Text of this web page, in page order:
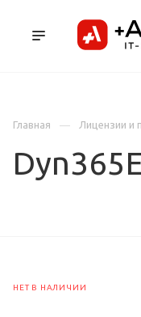
Главная
Лицензии и
НЕТ В НАЛИЧИИ